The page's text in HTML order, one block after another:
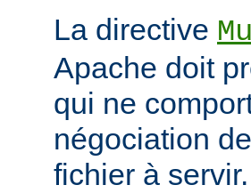
La directive
Apache doit
qui ne
négociation
fichier à servir.